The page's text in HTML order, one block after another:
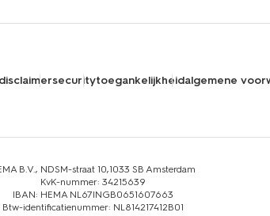
disclaimersecuritytoegankelijkheidalgemene
B.V., NDSM-straat 10,1033 SB Amsterdam
KvK-nummer: 34215639
IBAN: HEMA NL67INGB0651607663
Btw-identificatienummer: NL814217412B01